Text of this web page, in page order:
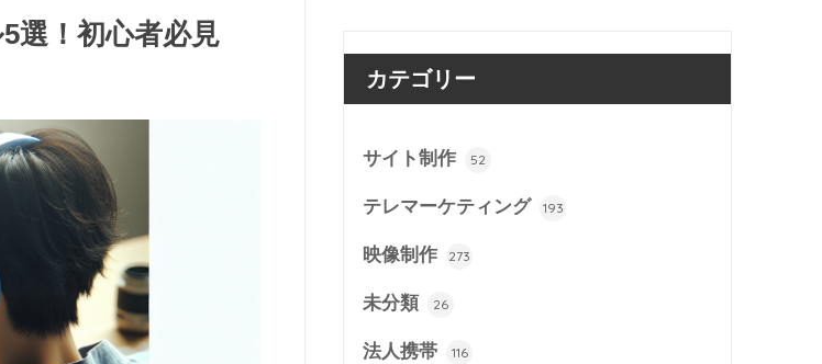
選！初心者必見
カテゴリー
サイト制作 52
テレマーケティング 193
映像制作 273
未分類 26
法人携帯 116